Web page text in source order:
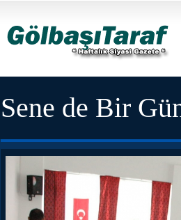
Sene de Bir